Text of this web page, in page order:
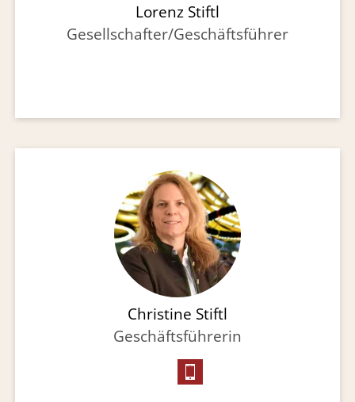
Lorenz Stiftl
Gesellschafter/Geschäftsführer
Christine Stiftl
Geschäftsführerin